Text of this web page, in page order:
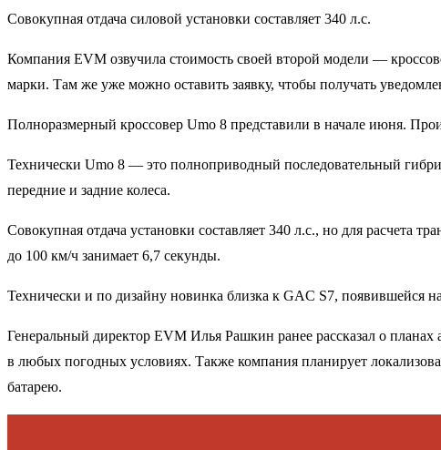
Совокупная отдача силовой установки составляет 340 л.с.
Компания EVM озвучила стоимость своей второй модели —
марки. Там же уже можно оставить заявку, чтобы получать
Полноразмерный кроссовер Umo 8 представили в начале июня.
Технически Umo 8 — это полноприводный последовательный
передние и задние колеса.
Совокупная отдача установки составляет 340 л.с., но для расчета
до 100 км/ч занимает 6,7 секунды.
Технически и по дизайну новинка близка к GAC S7, появившейся
Генеральный директор EVM Илья Рашкин ранее рассказал о
в любых погодных условиях. Также компания планирует
батарею.